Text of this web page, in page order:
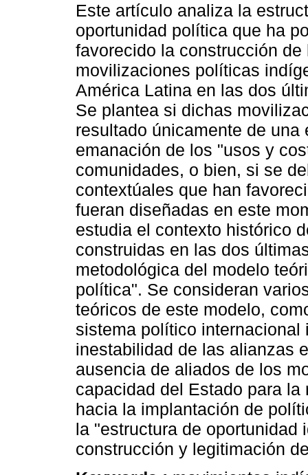
Este artículo analiza la
oportunidad política que ha
favorecido la construcción de
movilizaciones políticas
América Latina en las dos
Se plantea si dichas
resultado únicamente de una
emanación de los "usos y
comunidades, o bien, si se
contextúales que han
fueran diseñadas en este
estudia el contexto histórico
construidas en las dos
metodológica del modelo
política". Se consideran
teóricos de este modelo,
sistema político
inestabilidad de las alianzas
ausencia de aliados de los
capacidad del Estado para
hacia la implantación de
la "estructura de oportunidad
construcción y legitimación